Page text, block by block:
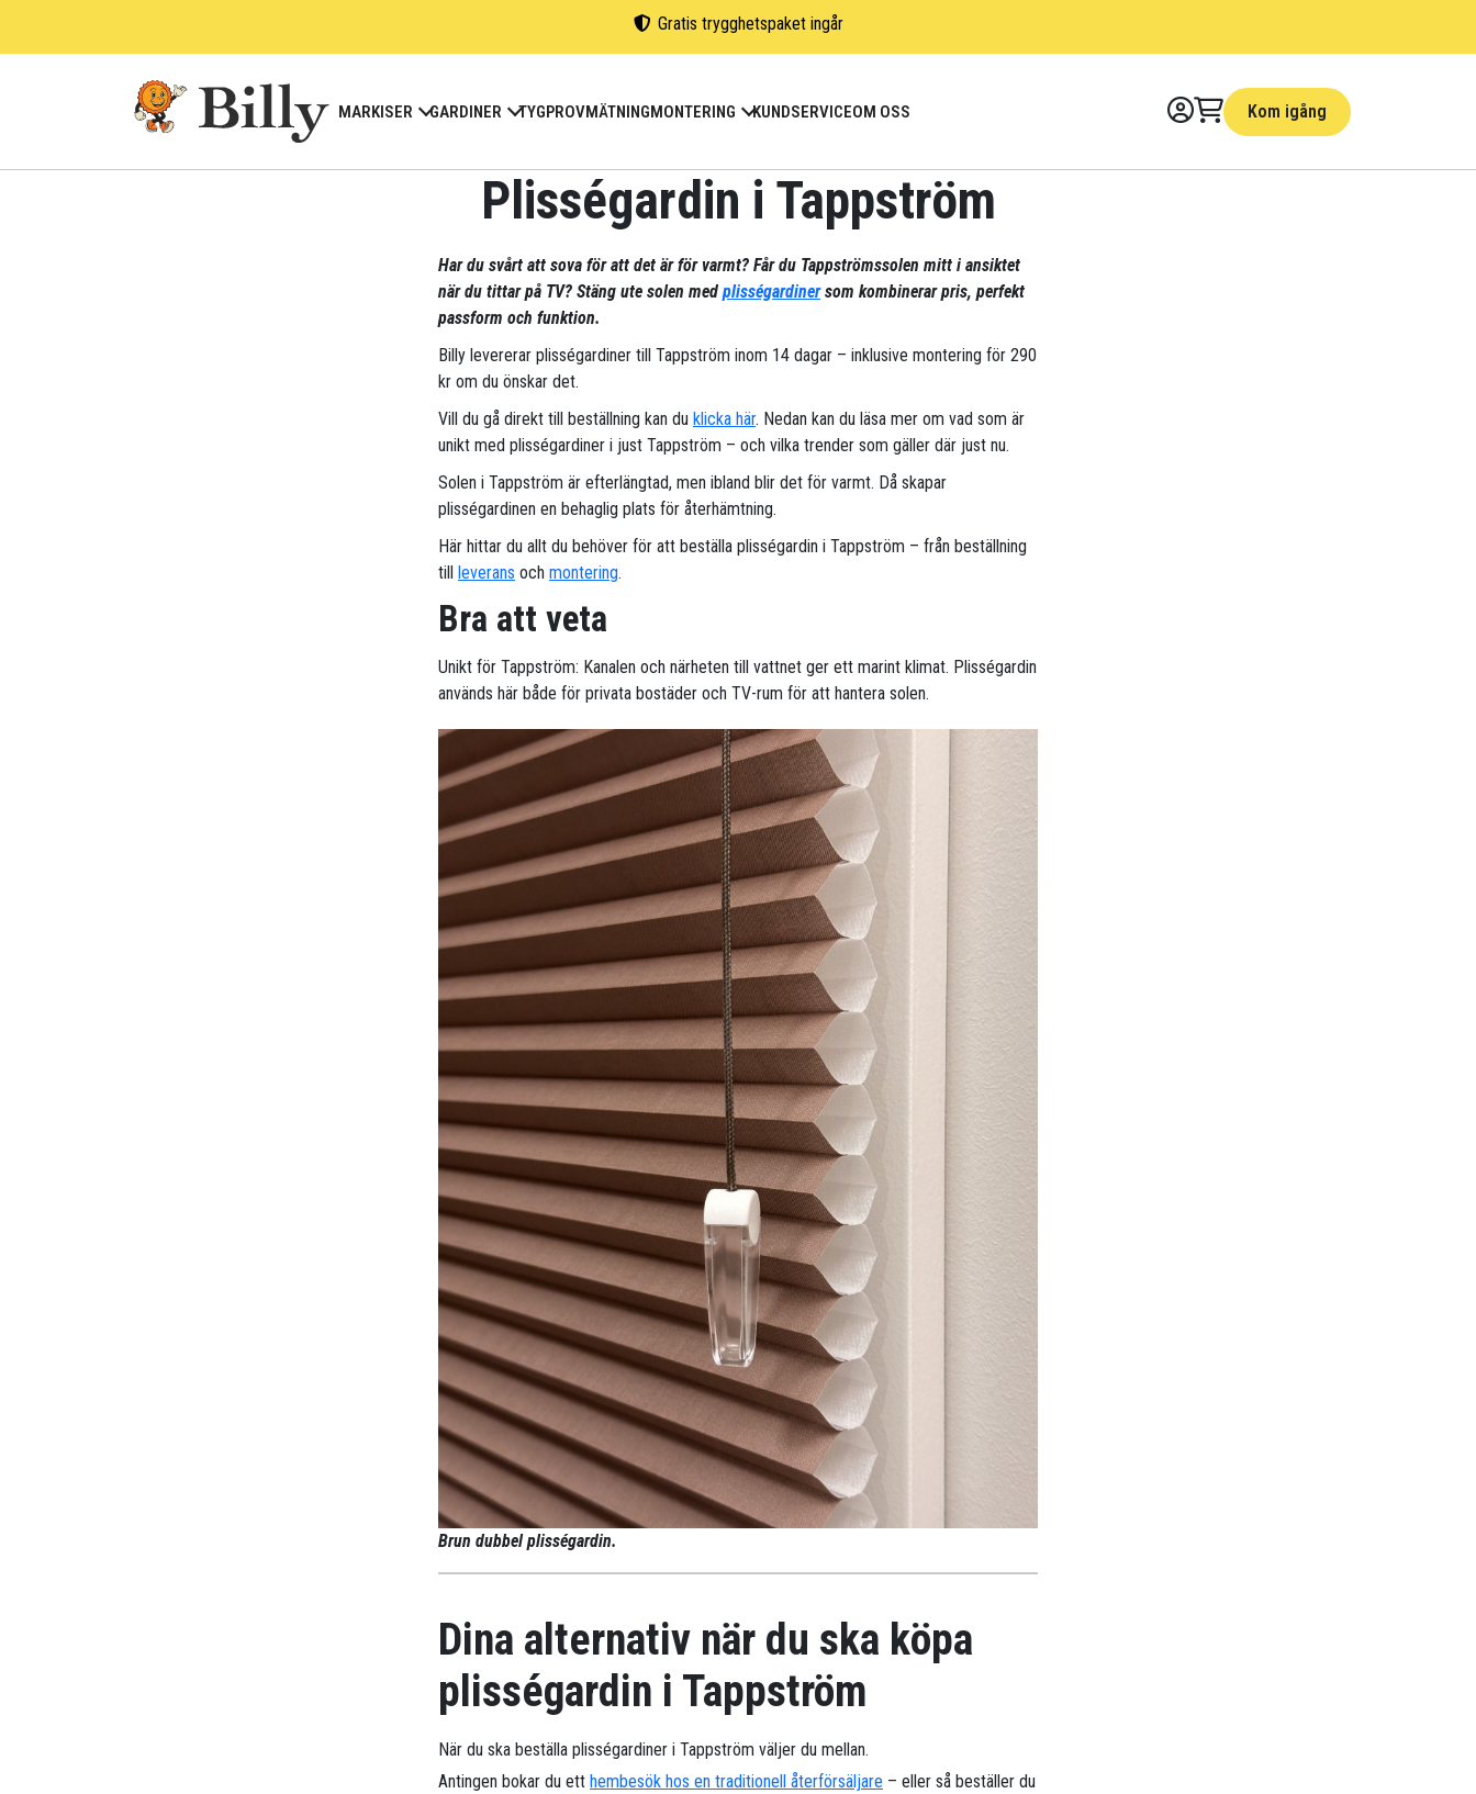
Gratis trygghetspaket ingår
MARKISER GARDINER TYGPROVMÄTNINGMONTERING KUNDSERVICEOM OSS Kom igång
Plisségardin i Tappström
Har du svårt att sova för att det är för varmt? Får du Tappströmssolen mitt i ansiktet
när du tittar på TV? Stäng ute solen med plisségardinersom kombinerar pris, perfekt
passform och funktion.
Billy levererar plisségardiner till Tappström inom 14 dagar – inklusive montering för 290
kr om du önskar det.
Vill du gå direkt till beställning kan du klicka här. Nedan kan du läsa mer om vad som är
unikt med plisségardiner i just Tappström – och vilka trender som gäller där just nu.
Solen i Tappström är efterlängtad, men ibland blir det för varmt. Då skapar
plisségardinen en behaglig plats för återhämtning.
Här hittar du allt du behöver för att beställa plisségardin i Tappström – från beställning
till
leverans och montering.
Bra att veta
Unikt för Tappström: Kanalen och närheten till vattnet ger ett marint klimat. Plisségardin
används här både för privata bostäder och TV-rum för att hantera solen.
Brun dubbel plisségardin.
Dina alternativ när du ska köpa
plisségardin i Tappström
När du ska beställa plisségardiner i Tappström väljer du mellan.
Antingen bokar du ett hembesök hos en traditionell återförsäljare – eller så beställer du